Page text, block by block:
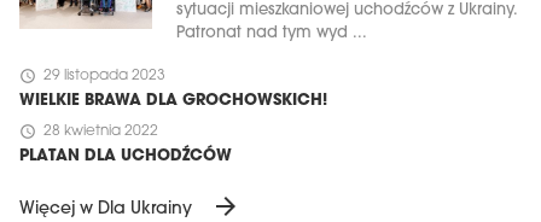
sytuacji mieszkaniowej uchodźców z Ukrainy.
Patronat nad tym wyd ...
schedule 29 listopada 2023
WIELKIE BRAWA DLA GROCHOWSKICH!
schedule 28 kwietnia 2022
PLATAN DLA UCHODŹCÓW
Więcej w Dla Ukrainy arrow_forward